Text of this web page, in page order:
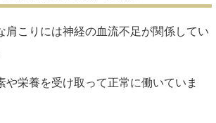
肩こりには神経の血流不足が関係してい
や栄養を受け取って正常に働いていま